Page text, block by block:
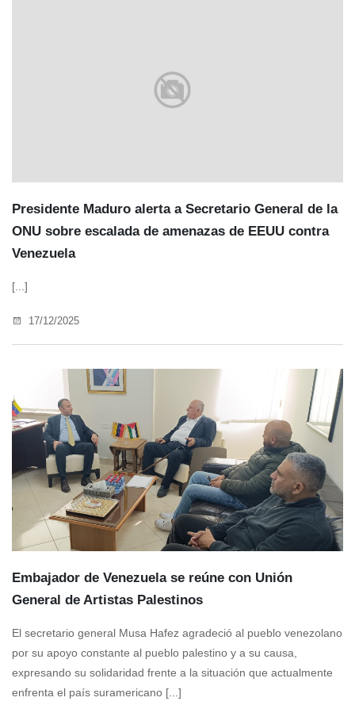
Presidente Maduro alerta a Secretario General de la
ONU sobre escalada de amenazas de EEUU contra
Venezuela
[...]
17/12/2025
Embajador de Venezuela se reúne con Unión
General de Artistas Palestinos
El secretario general Musa Hafez agradeció al pueblo venezolano
por su apoyo constante al pueblo palestino y a su causa,
expresando su solidaridad frente a la situación que actualmente
enfrenta el país suramericano [...]